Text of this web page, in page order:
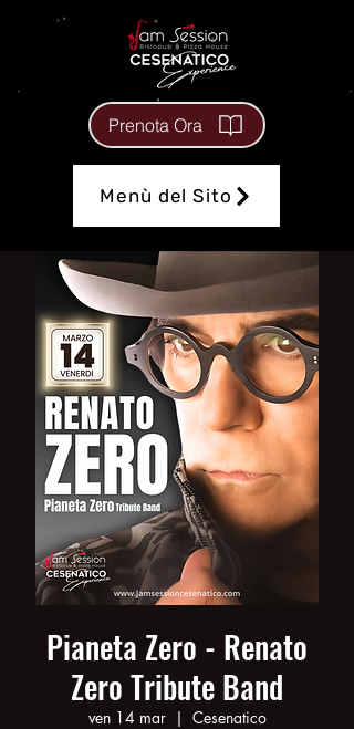
Menù del Sito
Prenota Ora
Pianeta Zero - Renato
Zero Tribute Band
ven 14 mar
  |
Cesenatico